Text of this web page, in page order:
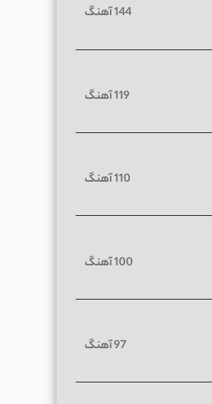
144 آهنگ
119 آهنگ
110 آهنگ
100 آهنگ
97 آهنگ